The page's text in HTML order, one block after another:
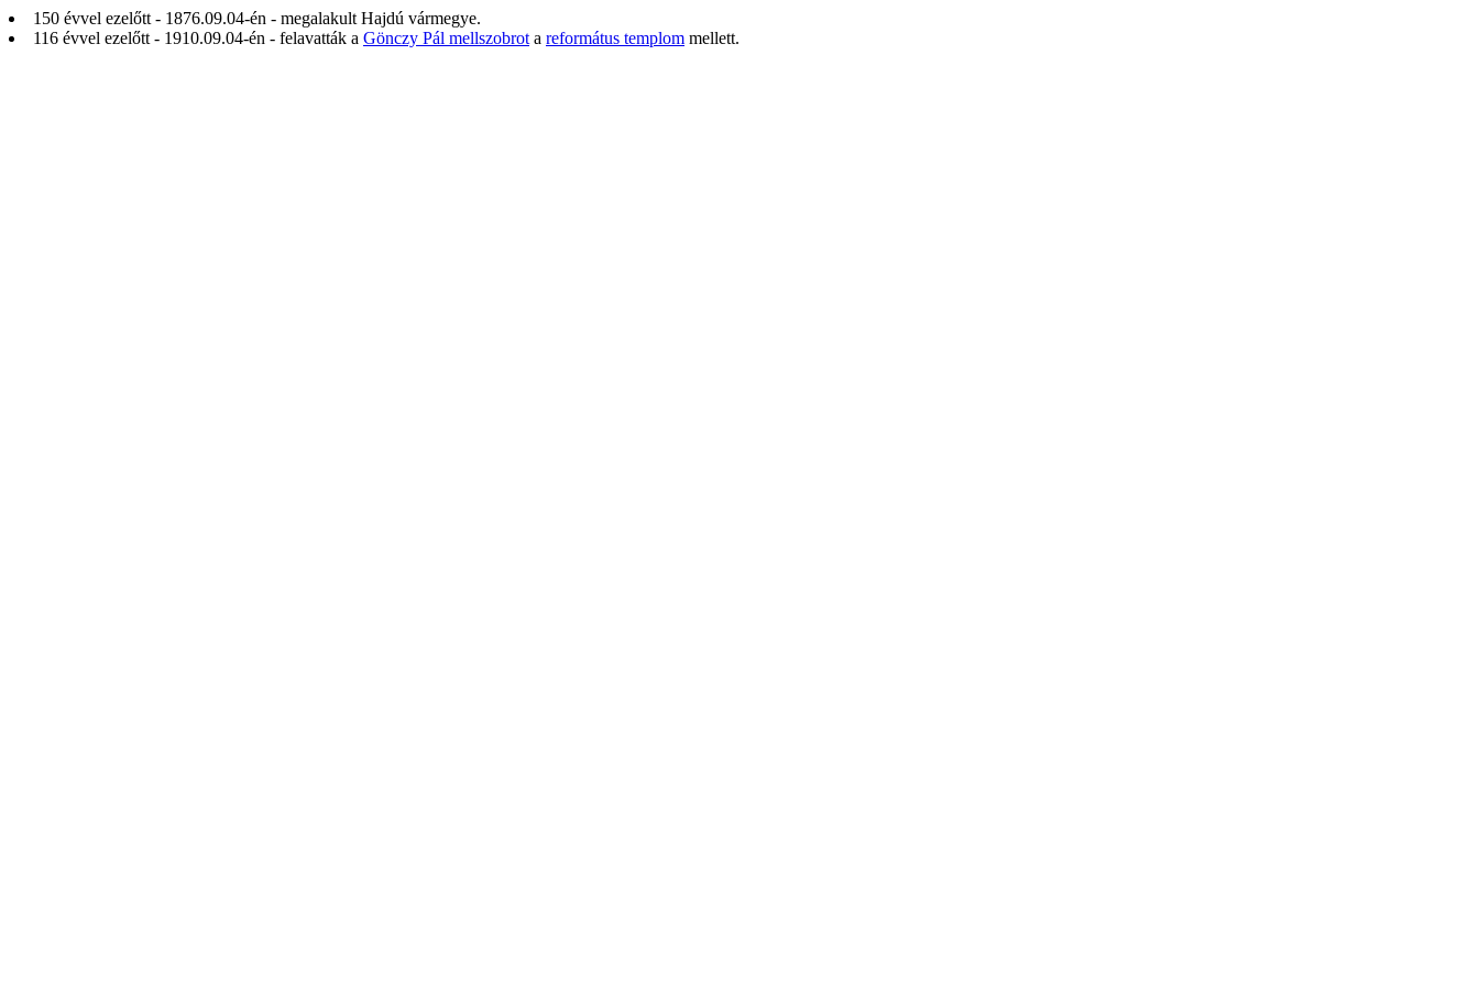
150 évvel ezelőtt - 1876.09.04-én - megalakult Hajdú vármegye.
116 évvel ezelőtt - 1910.09.04-én - felavatták a Gönczy Pál mellszobrot a református templom mellett.